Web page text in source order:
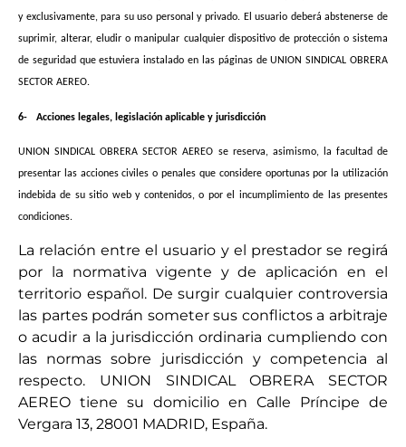
y exclusivamente, para su uso personal y privado. El usuario deberá abstenerse de
suprimir, alterar, eludir o manipular cualquier dispositivo de protección o sistema
de seguridad que estuviera instalado en las páginas de UNION SINDICAL OBRERA
SECTOR AEREO.
6- Acciones legales, legislación aplicable y jurisdicción
UNION SINDICAL OBRERA SECTOR AEREO se reserva, asimismo, la facultad de
presentar las acciones civiles o penales que considere oportunas por la utilización
indebida de su sitio web y contenidos, o por el incumplimiento de las presentes
condiciones.
La relación entre el usuario y el prestador se regirá
por la normativa vigente y de aplicación en el
territorio español. De surgir cualquier controversia
las partes podrán someter sus conflictos a arbitraje
o acudir a la jurisdicción ordinaria cumpliendo con
las normas sobre jurisdicción y competencia al
respecto. UNION SINDICAL OBRERA SECTOR
AEREO tiene su domicilio en Calle Príncipe de
Vergara 13, 28001 MADRID, España.